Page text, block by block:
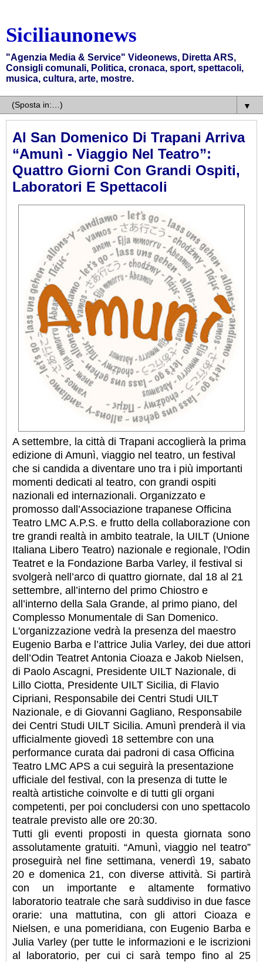
Siciliaunonews
"Agenzia Media & Service" Videonews, Diretta ARS,
Consigli comunali, Politica, cronaca, sport, spettacoli,
musica, cultura, arte, mostre.
▼
Al San Domenico Di Trapani Arriva
“Amunì - Viaggio Nel Teatro”:
Quattro Giorni Con Grandi Ospiti,
Laboratori E Spettacoli
A settembre, la città di Trapani accoglierà la prima
edizione di Amunì, viaggio nel teatro, un festival
che si candida a diventare uno tra i più importanti
momenti dedicati al teatro, con grandi ospiti
nazionali ed internazionali. Organizzato e
promosso dall’Associazione trapanese Officina
Teatro LMC A.P.S. e frutto della collaborazione con
tre grandi realtà in ambito teatrale, la UILT (Unione
Italiana Libero Teatro) nazionale e regionale, l'Odin
Teatret e la Fondazione Barba Varley, il festival si
svolgerà nell’arco di quattro giornate, dal 18 al 21
settembre, all’interno del primo Chiostro e
all’interno della Sala Grande, al primo piano, del
Complesso Monumentale di San Domenico.
L'organizzazione vedrà la presenza del maestro
Eugenio Barba e l’attrice Julia Varley, dei due attori
dell’Odin Teatret Antonia Cioaza e Jakob Nielsen,
di Paolo Ascagni, Presidente UILT Nazionale, di
Lillo Ciotta, Presidente UILT Sicilia, di Flavio
Cipriani, Responsabile dei Centri Studi UILT
Nazionale, e di Giovanni Gagliano, Responsabile
dei Centri Studi UILT Sicilia. Amunì prenderà il via
ufficialmente giovedì 18 settembre con una
performance curata dai padroni di casa Officina
Teatro LMC APS a cui seguirà la presentazione
ufficiale del festival, con la presenza di tutte le
realtà artistiche coinvolte e di tutti gli organi
competenti, per poi concludersi con uno spettacolo
teatrale previsto alle ore 20:30.
Tutti gli eventi proposti in questa giornata sono
assolutamente gratuiti. “Amunì, viaggio nel teatro”
proseguirà nel fine settimana, venerdì 19, sabato
20 e domenica 21, con diverse attività. Si partirà
con un importante e altamente formativo
laboratorio teatrale che sarà suddiviso in due fasce
orarie: una mattutina, con gli attori Cioaza e
Nielsen, e una pomeridiana, con Eugenio Barba e
Julia Varley (per tutte le informazioni e le iscrizioni
al laboratorio, per cui ci sarà tempo fino al 25